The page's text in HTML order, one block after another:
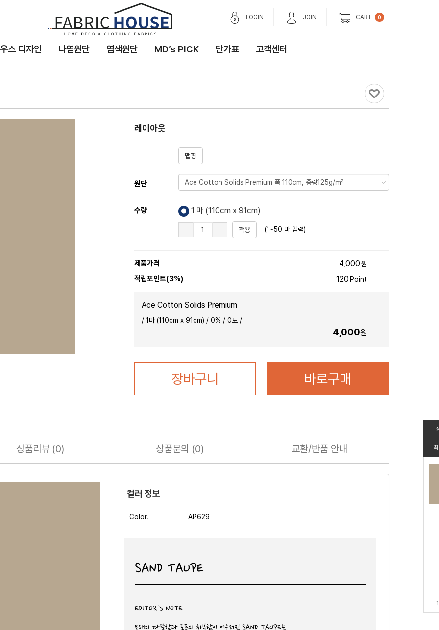
릭
하
스
LOGIN JOIN CART 0
스 디자인 나염원단 염색원단 MD’s PICK 단가표 고객센터
레이아웃
맵핑
원단
수량 1 마 (110cm x 91cm)
적용 (1~50 마 입력)
제품가격 4,000원
적립포인트(3%) 120 Point
Ace Cotton Solids Premium
/ 1마 (110cm x 91cm) / 0% / 0도 /
4,000원
장바구니 바로구매
상품리뷰 (0) 상품문의 (0) 교환/반품안내
컬러 정보
Color. AP629
1